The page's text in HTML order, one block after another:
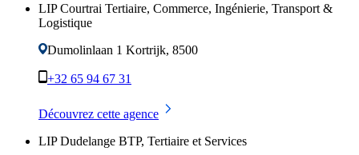
LIP Courtrai Tertiaire, Commerce, Ingénierie, Transport &
Logistique
Dumolinlaan 1 Kortrijk, 8500
+32 65 94 67 31
Découvrez cette agence
LIP Dudelange BTP, Tertiaire et Services